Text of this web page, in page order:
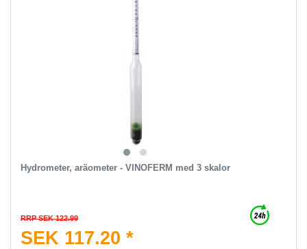
Hydrometer, aräometer - VINOFERM med 3 skalor
RRP SEK 122.99
SEK 117.20 *